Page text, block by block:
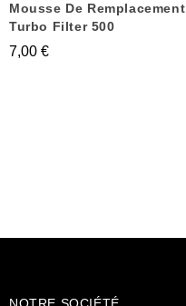
Mousse De Remplacement
Turbo Filter 500
7,00 €